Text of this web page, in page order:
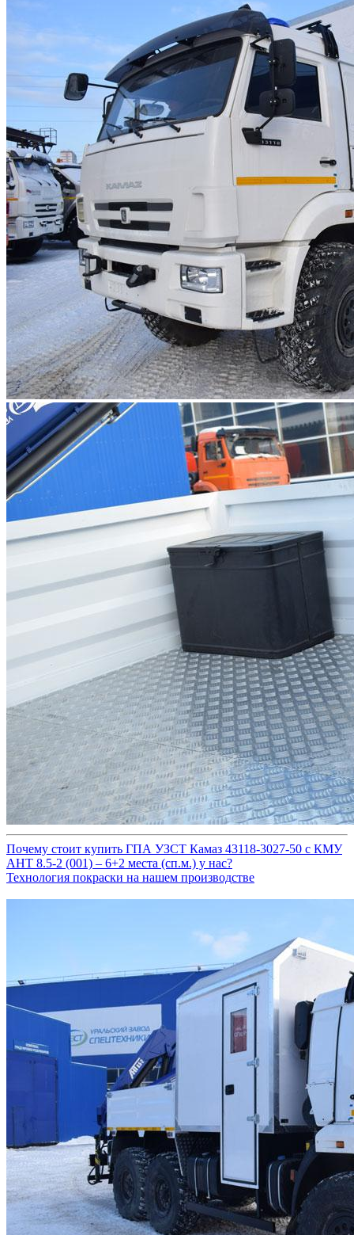
Почему стоит купить ГПА УЗСТ Камаз 43118-3027-50 с КМУ
АНТ 8.5-2 (001) – 6+2 места (сп.м.) у нас?
Технология покраски на нашем производстве